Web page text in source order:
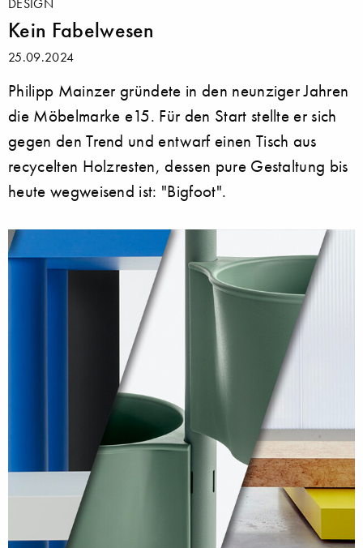
DESIGN
Kein Fabelwesen
25.09.2024
Philipp Mainzer gründete in den neunziger Jahren
die Möbelmarke e15. Für den Start stellte er sich
gegen den Trend und entwarf einen Tisch aus
recycelten Holzresten, dessen pure Gestaltung bis
heute wegweisend ist: "Bigfoot".